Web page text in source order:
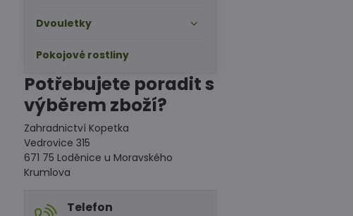
Dvouletky
Pokojové rostliny
Potřebujete poradit s
výběrem zboží?
Zahradnictví Kopetka
Vedrovice 315
671 75 Loděnice u Moravského
Krumlova
Telefon